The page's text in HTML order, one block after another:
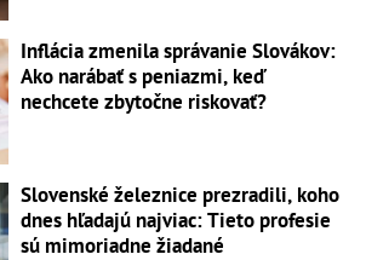
Inflácia zmenila správanie Slovákov:
Ako narábať s peniazmi, keď
nechcete zbytočne riskovať?
Slovenské železnice prezradili, koho
dnes hľadajú najviac: Tieto profesie
sú mimoriadne žiadané